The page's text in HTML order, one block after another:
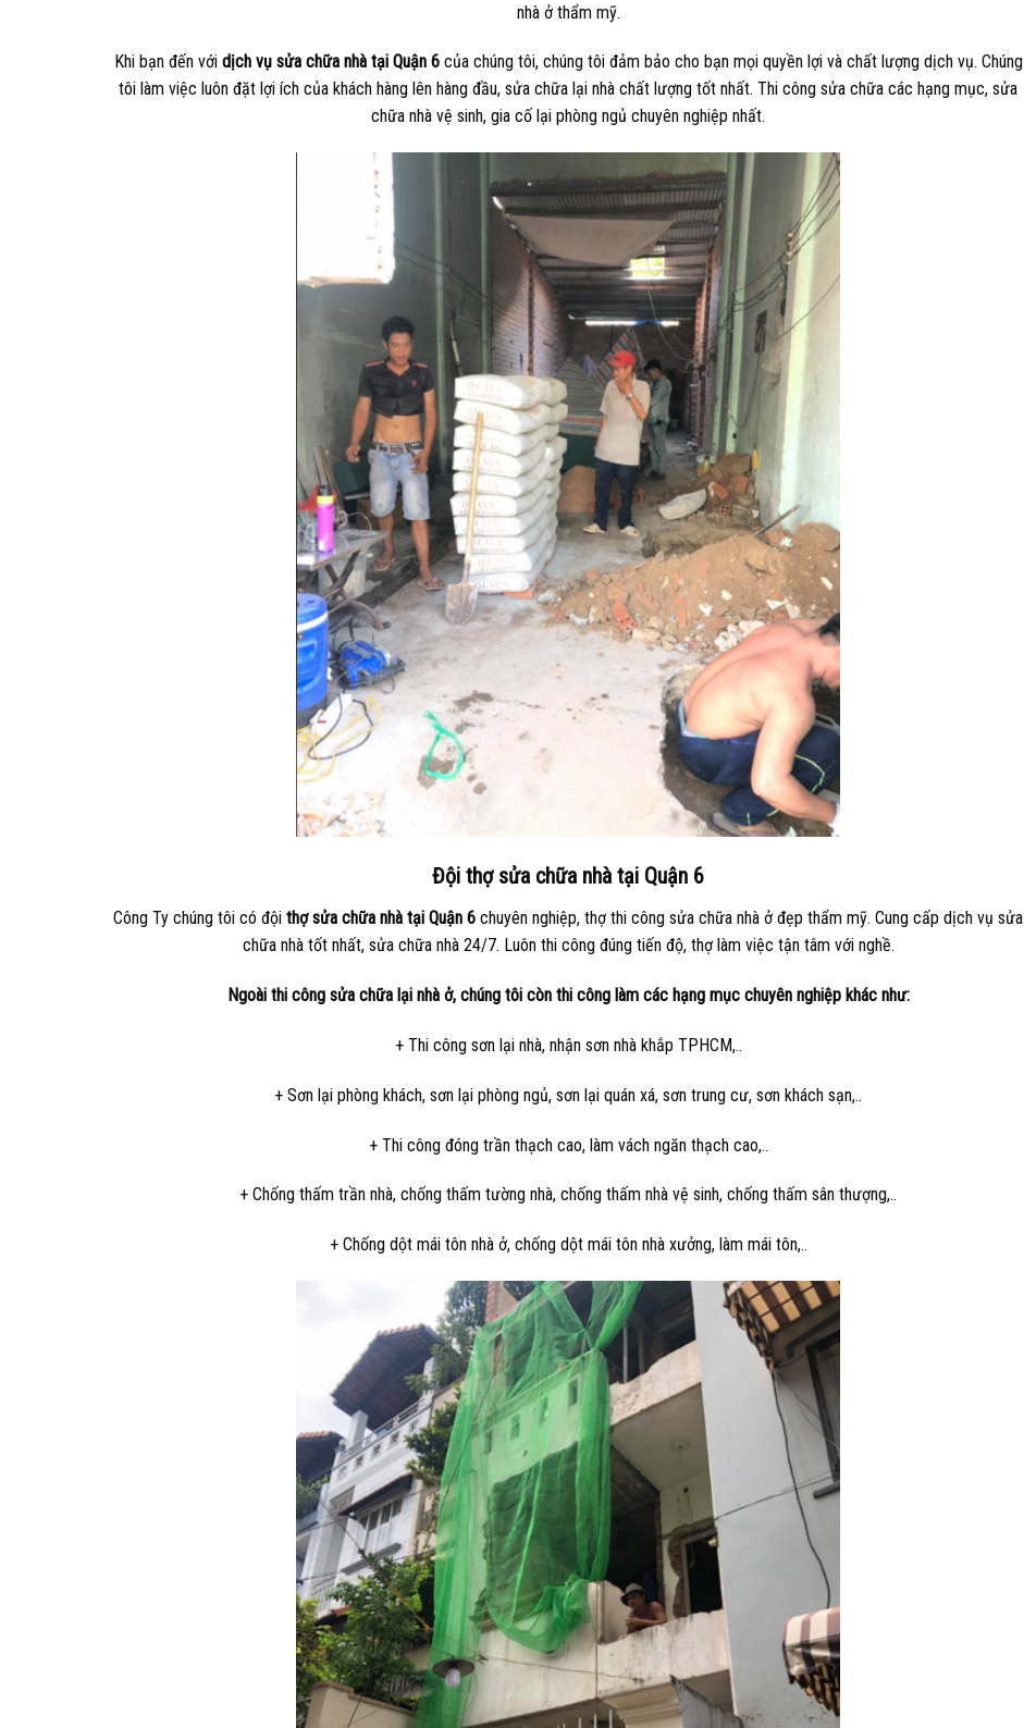
nhà ở thẩm mỹ.
Khi bạn đến vớidịch vụ sửa chữa nhà tại Quận 6của chúng tôi, chúng tôi đảm bảo cho bạn mọi quyền lợi và chất lượng dịch vụ. Chúng
tôi làm việc luôn đặt lợi ích của khách hàng lên hàng đầu, sửa chữa lại nhà chất lượng tốt nhất. Thi công sửa chữa các hạng mục, sửa
chữa nhà vệ sinh, gia cố lại phòng ngủ chuyên nghiệp nhất.
Đội thợ sửa chữa nhà tại Quận 6
Công Ty chúng tôi có đội thợ sửa chữa nhà tại Quận 6 chuyên nghiệp, thợ thi công sửa chữa nhà ở đẹp thẩm mỹ. Cung cấp dịch vụ sửa
chữa nhà tốt nhất, sửa chữa nhà 24/7. Luôn thi công đúng tiến độ, thợ làm việc tận tâm với nghề.
Ngoài thi công sửa chữa lại nhà ở, chúng tôi còn thi công làm các hạng mục chuyên nghiệp khác như:
+ Thi công sơn lại nhà, nhận sơn nhà khắp TPHCM,..
+ Sơn lại phòng khách, sơn lại phòng ngủ, sơn lại quán xá, sơn trung cư, sơn khách sạn,..
+ Thi công đóng trần thạch cao, làm vách ngăn thạch cao,..
+ Chống thấm trần nhà, chống thấm tường nhà, chống thấm nhà vệ sinh, chống thấm sân thượng,..
+ Chống dột mái tôn nhà ở, chống dột mái tôn nhà xưởng, làm mái tôn,..